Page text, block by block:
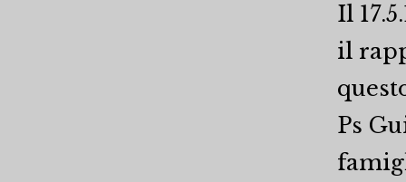
Il
il
Ps